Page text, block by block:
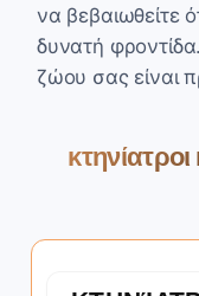
να βεβαιωθείτε
δυνατή
ζώου σας είναι